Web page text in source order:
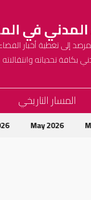
في
إلى تغطية أخبار
بكافة تحدياته وانتقالاته
المسار التاريخي
May 2026